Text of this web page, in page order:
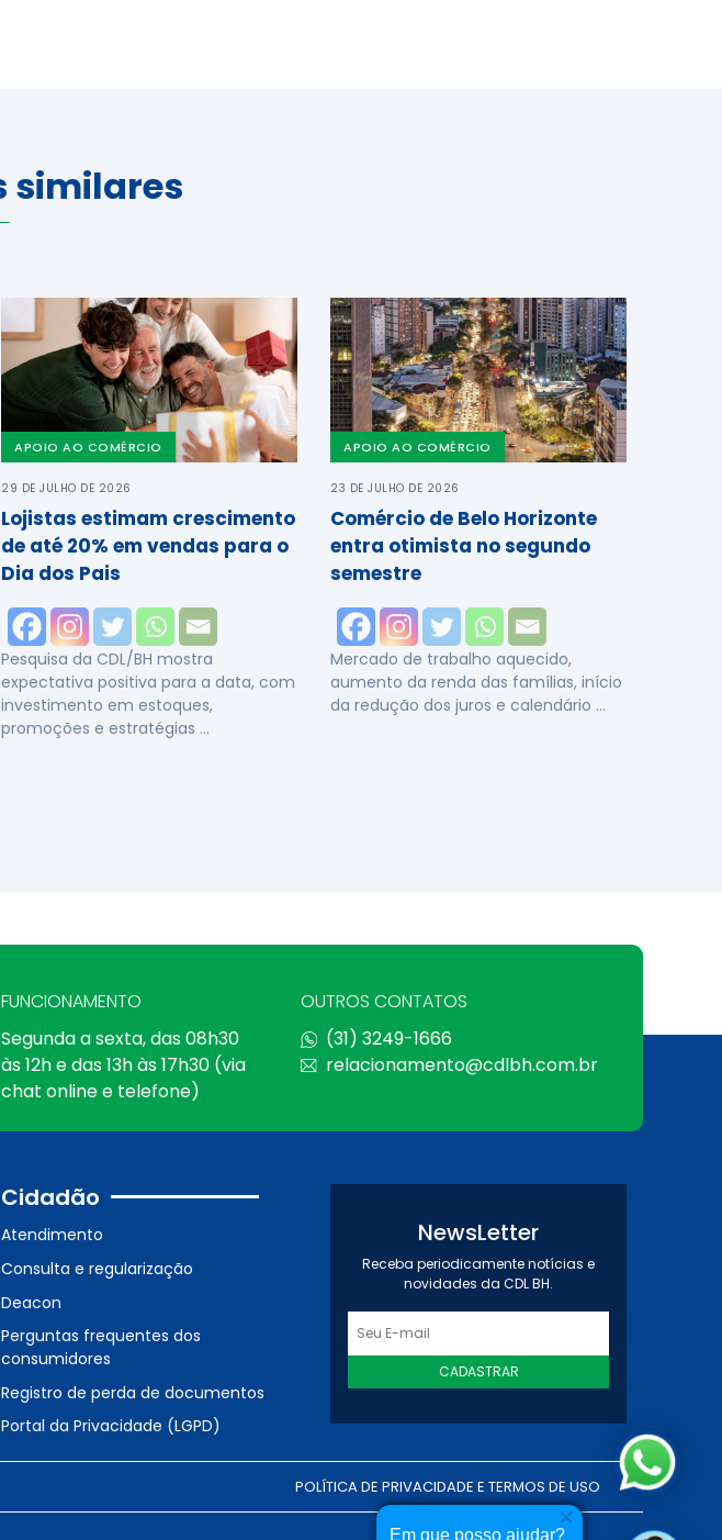
Em que posso ajudar?
similares
APOIO AO COMÉRCIO
29 DE JULHO DE 2026
Lojistas estimam crescimento
de até 20% em vendas para o
Dia dos Pais
Pesquisa da CDL/BH mostra
expectativa positiva para a data, com
investimento em estoques,
promoções e estratégias …
APOIO AO COMÉRCIO
23 DE JULHO DE 2026
Comércio de Belo Horizonte
entra otimista no segundo
semestre
Mercado de trabalho aquecido,
aumento da renda das famílias, início
da redução dos juros e calendário …
FUNCIONAMENTO
Segunda a sexta, das 08h30
às 12h e das 13h às 17h30 (via
chat online e telefone)
OUTROS CONTATOS
(31) 3249-1666
relacionamento@cdlbh.com.br
Cidadão
Atendimento
Consulta e regularização
Deacon
Perguntas frequentes dos
consumidores
Registro de perda de documentos
Portal da Privacidade (LGPD)
NewsLetter
Receba periodicamente notícias e
novidades da CDL BH.
CADASTRAR
POLÍTICA DE PRIVACIDADE E TERMOS DE USO